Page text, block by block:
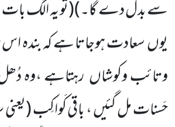
سے بدل دے گا۔)(تو یہ الگ
یوںسعادت ہوجاتا ہے کہ بندہ اس
وتائب وکوشاںرہتاہے ،وہ
حَسنات مل گئیں ، باقی کَواکِب